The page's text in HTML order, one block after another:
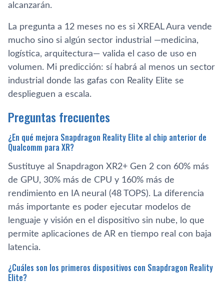
alcanzarán.
La pregunta a 12 meses no es si XREAL Aura vende
mucho sino si algún sector industrial —medicina,
logística, arquitectura— valida el caso de uso en
volumen. Mi predicción: sí habrá al menos un sector
industrial donde las gafas con Reality Elite se
desplieguen a escala.
Preguntas frecuentes
¿En qué mejora Snapdragon Reality Elite al chip anterior de
Qualcomm para XR?
Sustituye al Snapdragon XR2+ Gen 2 con 60% más
de GPU, 30% más de CPU y 160% más de
rendimiento en IA neural (48 TOPS). La diferencia
más importante es poder ejecutar modelos de
lenguaje y visión en el dispositivo sin nube, lo que
permite aplicaciones de AR en tiempo real con baja
latencia.
¿Cuáles son los primeros dispositivos con Snapdragon Reality
Elite?